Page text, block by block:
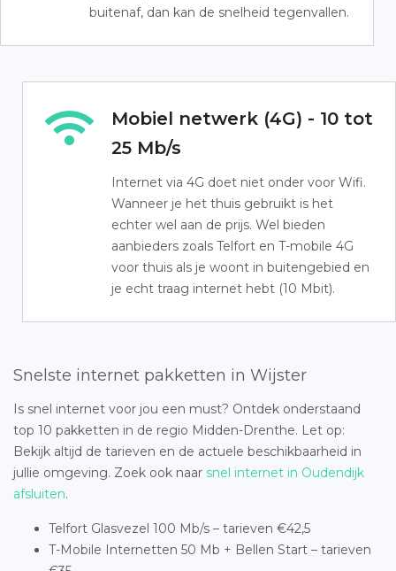
buitenaf, dan kan de snelheid tegenvallen.
Mobiel netwerk (4G) - 10 tot
25 Mb/s
Internet via 4G doet niet onder voor Wifi.
Wanneer je het thuis gebruikt is het
echter wel aan de prijs. Wel bieden
aanbieders zoals Telfort en T-mobile 4G
voor thuis als je woont in buitengebied en
je echt traag internet hebt (10 Mbit).
Snelste internet pakketten in Wijster
Is snel internet voor jou een must? Ontdek onderstaand
top 10 pakketten in de regio Midden-Drenthe. Let op:
Bekijk altijd de tarieven en de actuele beschikbaarheid in
jullie omgeving. Zoek ook naar snel internet in Oudendijk
afsluiten.
Telfort Glasvezel 100 Mb/s – tarieven €42,5
T-Mobile Internetten 50 Mb + Bellen Start – tarieven